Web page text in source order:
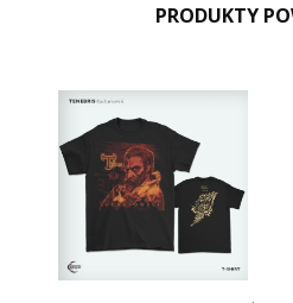
PRODUKTY